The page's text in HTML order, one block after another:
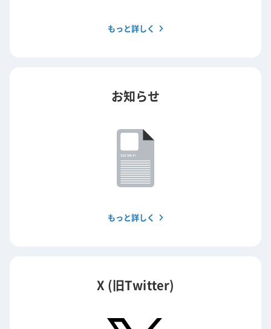
もっと詳しく
お知らせ
もっと詳しく
X (旧Twitter)